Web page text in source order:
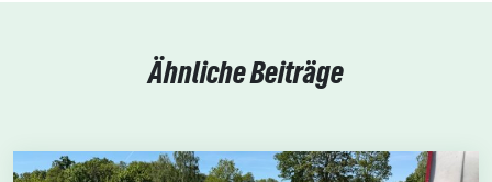
Ähnliche Beiträge